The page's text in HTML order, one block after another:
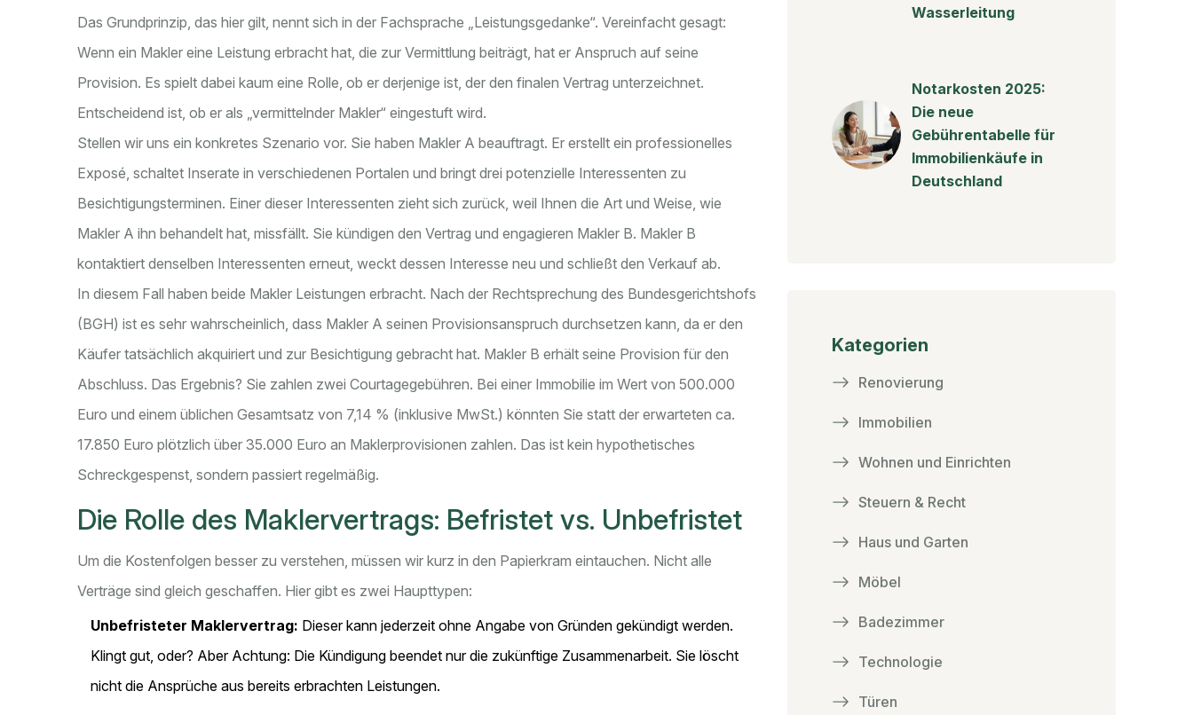
Das Grundprinzip, das hier gilt, nennt sich in der Fachsprache „Leistungsgedanke“. Vereinfacht gesagt:
Wenn ein Makler eine Leistung erbracht hat, die zur Vermittlung beiträgt, hat er Anspruch auf seine
Provision. Es spielt dabei kaum eine Rolle, ob er derjenige ist, der den finalen Vertrag unterzeichnet.
Entscheidend ist, ob er als „vermittelnder Makler“ eingestuft wird.
Stellen wir uns ein konkretes Szenario vor. Sie haben Makler A beauftragt. Er erstellt ein professionelles
Exposé, schaltet Inserate in verschiedenen Portalen und bringt drei potenzielle Interessenten zu
Besichtigungsterminen. Einer dieser Interessenten zieht sich zurück, weil Ihnen die Art und Weise, wie
Makler A ihn behandelt hat, missfällt. Sie kündigen den Vertrag und engagieren Makler B. Makler B
kontaktiert denselben Interessenten erneut, weckt dessen Interesse neu und schließt den Verkauf ab.
In diesem Fall haben beide Makler Leistungen erbracht. Nach der Rechtsprechung des Bundesgerichtshofs
(BGH) ist es sehr wahrscheinlich, dass Makler A seinen Provisionsanspruch durchsetzen kann, da er den
Käufer tatsächlich akquiriert und zur Besichtigung gebracht hat. Makler B erhält seine Provision für den
Abschluss. Das Ergebnis? Sie zahlen zwei Courtagegebühren. Bei einer Immobilie im Wert von 500.000
Euro und einem üblichen Gesamtsatz von 7,14 % (inklusive MwSt.) könnten Sie statt der erwarteten ca.
17.850 Euro plötzlich über 35.000 Euro an Maklerprovisionen zahlen. Das ist kein hypothetisches
Schreckgespenst, sondern passiert regelmäßig.
Die Rolle des Maklervertrags: Befristet vs. Unbefristet
Um die Kostenfolgen besser zu verstehen, müssen wir kurz in den Papierkram eintauchen. Nicht alle
Verträge sind gleich geschaffen. Hier gibt es zwei Haupttypen:
Unbefristeter Maklervertrag: Dieser kann jederzeit ohne Angabe von Gründen gekündigt werden.
Klingt gut, oder? Aber Achtung: Die Kündigung beendet nur die zukünftige Zusammenarbeit. Sie löscht
nicht die Ansprüche aus bereits erbrachten Leistungen.
Wasserleitung
Notarkosten 2025:
Die neue
Gebührentabelle für
Immobilienkäufe in
Deutschland
Kategorien
Renovierung
Immobilien
Wohnen und Einrichten
Steuern & Recht
Haus und Garten
Möbel
Badezimmer
Technologie
Türen